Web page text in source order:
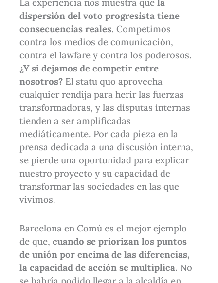
dispersión del voto progresista tiene
consecuencias reales. Competimos
contra los medios de comunicación,
contra el lawfare y contra los poderosos.
¿Y si dejamos de competir entre
nosotros? El statu quo aprovecha
cualquier rendija para herir las fuerzas
transformadoras, y las disputas internas
tienden a ser amplificadas
mediáticamente. Por cada pieza en la
prensa dedicada a una discusión interna,
se pierde una oportunidad para explicar
nuestro proyecto y su capacidad de
transformar las sociedades en las que
vivimos.
Barcelona en Comú es el mejor ejemplo
de que,cuando se priorizan los puntos
de unión por encima de las diferencias,
la capacidad de acción se multiplica. No